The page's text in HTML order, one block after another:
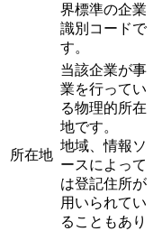
界標準の企業
識別コードで
す。
所在地
当該企業が事
業を行ってい
る物理的所在
地です。
地域、情報ソ
ースによって
は登記住所が
用いられてい
ることもあり